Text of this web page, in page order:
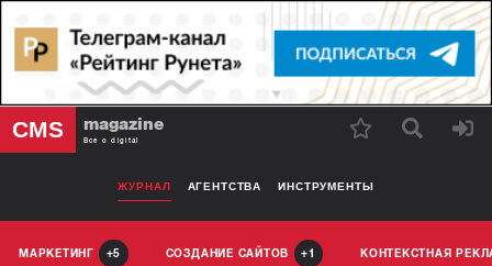
CMS magazine
Все о digital
ЖУРНАЛ АГЕНТСТВА ИНСТРУМЕНТЫ
МАРКЕТИНГ 5 СОЗДАНИЕ САЙТОВ 1 КОНТЕКСТНАЯ